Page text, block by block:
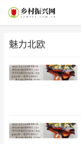
魅力北欧